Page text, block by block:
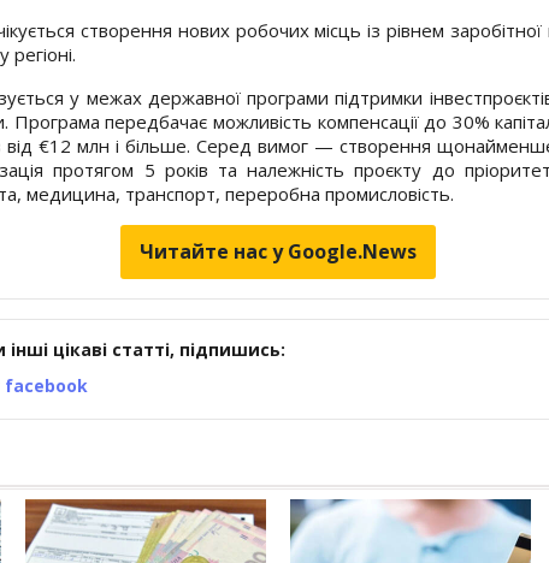
створення нових робочих місць із рівнем
регіоні.
у межах державної програми підтримки
Програма передбачає можливість компенсації до 30%
від €12 млн і більше. Серед вимог — створення
протягом 5 років та належність проєкту до
медицина, транспорт, переробна промисловість.
Читайте нас у Google.News
цікаві статті, підпишись:
facebook